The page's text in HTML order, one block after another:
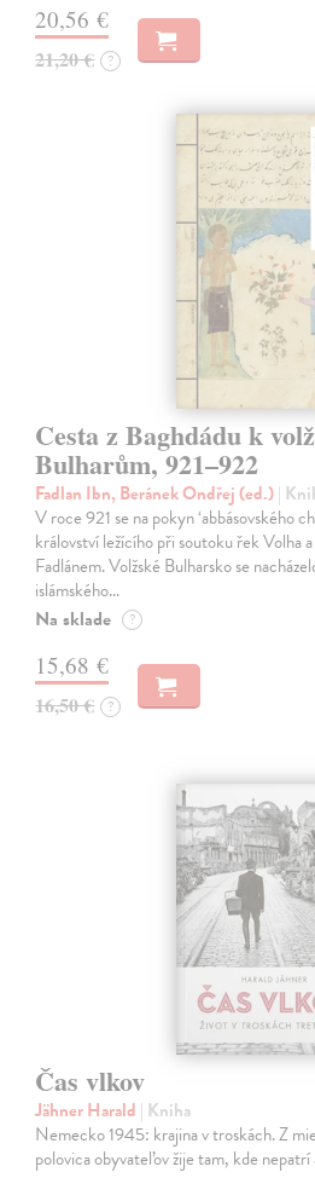
20,56 €
21,20 € ?
Cesta z Baghdádu k
Bulharům, 921–922
Fadlan Ibn, Beránek Ondřej (ed.)|
V roce 921 se na pokyn ‘abbásovského
království ležícího při soutoku řek Volha
Fadlánem. Volžské Bulharsko se
islámského…
Na sklade ?
15,68 €
16,50 € ?
Čas vlkov
Jähner Harald | Kniha
Nemecko 1945: krajina v troskách. Z
polovica obyvateľov žije tam, kde